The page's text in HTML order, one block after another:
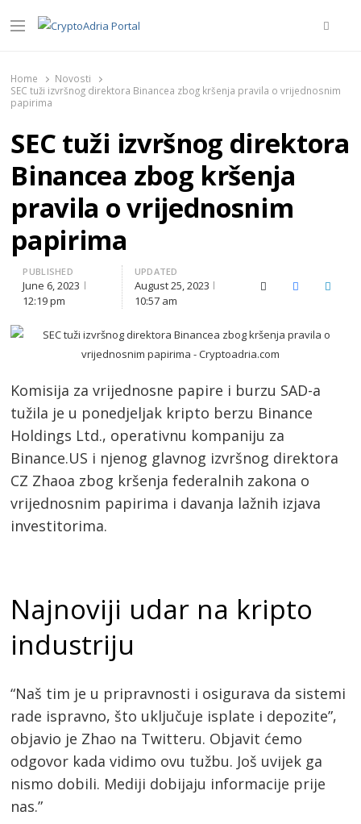
Menu
Home
Novosti
SEC tuži izvršnog direktora Binancea zbog kršenja pravila o vrijednosnim
papirima
SEC tuži izvršnog direktora
Binancea zbog kršenja
pravila o vrijednosnim
papirima
PUBLISHED
June 6, 2023
12:19 pm
UPDATED
August 25, 2023
10:57 am
X (Twitter)Facebook
Komisija za vrijednosne papire i burzu SAD-a
tužila je u ponedjeljak kripto berzu Binance
Holdings Ltd., operativnu kompaniju za
Binance.US i njenog glavnog izvršnog direktora
CZ Zhaoa zbog kršenja federalnih zakona o
vrijednosnim papirima i davanja lažnih izjava
investitorima.
Najnoviji udar na kripto
industriju
“Naš tim je u pripravnosti i osigurava da sistemi
rade ispravno, što uključuje isplate i depozite”,
objavio je Zhao na Twitteru. Objavit ćemo
odgovor kada vidimo ovu tužbu. Još uvijek ga
nismo dobili. Mediji dobijaju informacije prije
nas.”